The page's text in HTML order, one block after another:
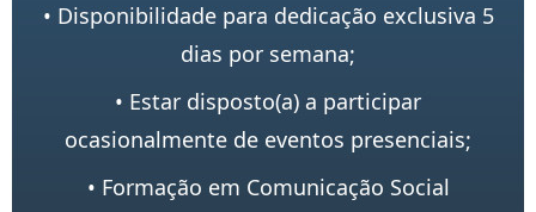
• Disponibilidade para dedicação exclusiva 5
dias por semana;
• Estar disposto(a) a participar
ocasionalmente de eventos presenciais;
• Formação em Comunicação Social